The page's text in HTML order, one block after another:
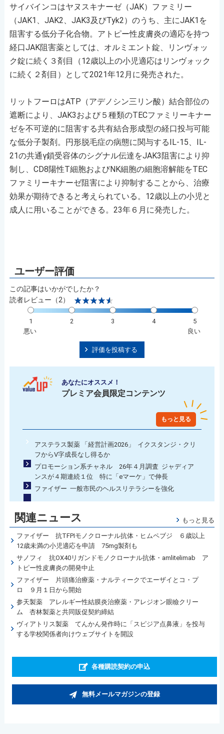
サイバインコはヤヌスキナーゼ（JAK）ファミリー
（JAK1、JAK2、JAK3及びTyk2）のうち、主にJAK1を
阻害する低分子化合物。アトピー性皮膚炎の適応を持つ
経口JAK阻害薬としては、オルミエント錠、リンヴォッ
ク錠に続く３剤目（12歳以上の小児適応はリンヴォック
に続く２剤目）として2021年12月に発売された。
リットフーロはATP（アデノシン三リン酸）結合部位の
遮断により、JAK3および５種類のTECファミリーキナー
ゼを不可逆的に阻害する共有結合形成型の経口投与可能
な低分子製剤。円形脱毛症の病態に関与するIL-15、IL-
21の共通γ鎖受容体のシグナル伝達をJAK3阻害により抑
制し、CD8陽性T細胞およびNK細胞の細胞溶解能をTEC
ファミリーキナーゼ阻害により抑制することから、治療
効果が期待できると考えられている。12歳以上の小児と
成人に用いることができる。23年６月に発売した。
この記事はいかがでしたか？
読者レビュー（2）
1 2 3 4
5
悪い
良い
評価を投稿する
あなたにオススメ！
プレミア会員限定コンテンツ
もっと見る
アステラス製薬 「経営計画2026」 イクスタンジ・クリ
フからV字成長なし得るか
プロモーション系チャネル 26年４月調査 ジャディア
ンスが４期連続１位 特に「eマーケ」で伸長
ファイザー 一般市民のヘルスリテラシーを強化
関連ニュース もっと見る
ファイザー 抗TFPIモノクローナル抗体・ヒムペブジ ６歳以上
12歳未満の小児適応を申請 75mg製剤も
サノフィ 抗OX40リガンドモノクローナル抗体・amlitelimab ア
トピー性皮膚炎の開発中止
ファイザー 片頭痛治療薬・ナルティークでエーザイとコ・プ
ロ ９月１日から開始
参天製薬 アレルギー性結膜炎治療薬・アレジオン眼瞼クリー
ム 杏林製薬と共同販促契約締結
ヴィアトリス製薬 てんかん発作時に「スピジア点鼻液」を投与
する学校関係者向けウェブサイトを開設
各種購読契約の申込
無料メールマガジンの登録